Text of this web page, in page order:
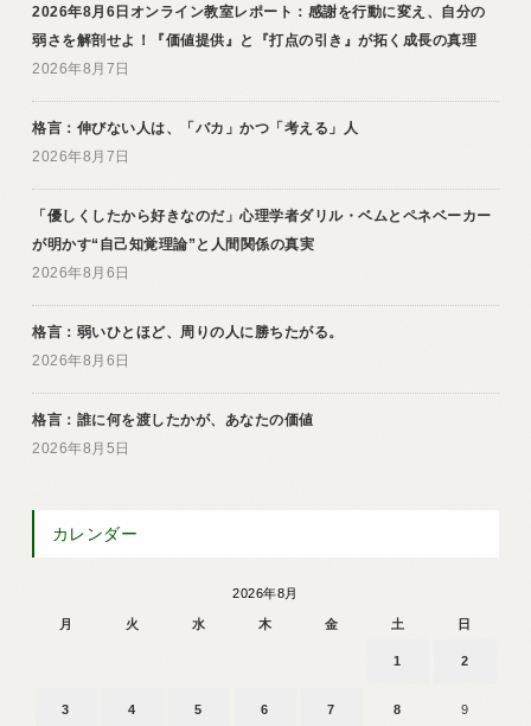
2026年8月6日オンライン教室レポート：感謝を行動に変え、自分の
弱さを解剖せよ！『価値提供』と『打点の引き』が拓く成長の真理
2026年8月7日
格言：伸びない人は、「バカ」かつ「考える」人
2026年8月7日
「優しくしたから好きなのだ」心理学者ダリル・ベムとペネベーカー
が明かす“自己知覚理論”と人間関係の真実
2026年8月6日
格言：弱いひとほど、周りの人に勝ちたがる。
2026年8月6日
格言：誰に何を渡したかが、あなたの価値
2026年8月5日
カレンダー
2026年8月
月 火 水 木 金 土 日
1 2
3 4 5 6 7 8 9